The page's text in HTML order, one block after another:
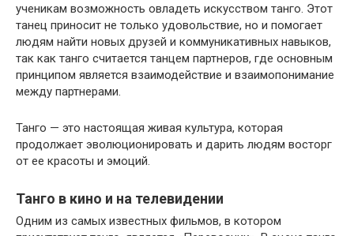
ученикам возможность овладеть искусством танго. Этот
танец приносит не только удовольствие, но и помогает
людям найти новых друзей и коммуникативных навыков,
так как танго считается танцем партнеров, где основным
принципом является взаимодействие и взаимопонимание
между партнерами.
Танго — это настоящая живая культура, которая
продолжает эволюционировать и дарить людям восторг
от ее красоты и эмоций.
Танго в кино и на телевидении
Одним из самых известных фильмов, в котором